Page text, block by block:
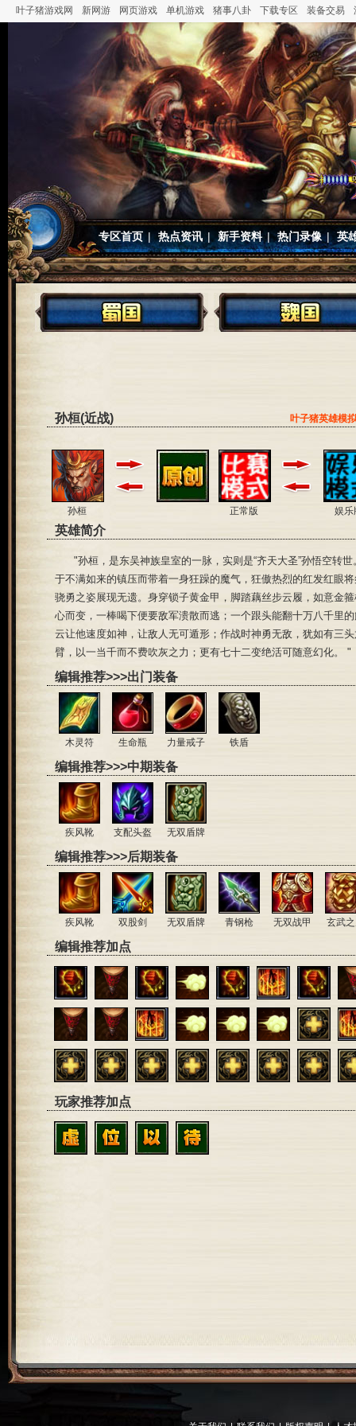
叶子猪游戏网 新网游 网页游戏 单机游戏 猪事八卦 下载专区 装备交易
专区首页 | 热点资讯 | 新手资料 | 热门录像 | 英
叶子猪英雄模
孙桓(近战)
孙桓 正常版 娱乐
英雄简介
"孙桓，是东吴神族皇室的一脉，实则是“齐天大圣”孙悟空转世
于不满如来的镇压而带着一身狂躁的魔气，狂傲热烈的红发红眼
骁勇之姿展现无遗。身穿锁子黄金甲，脚踏藕丝步云履，如意金
心而变，一棒喝下便要敌军溃散而逃；一个跟头能翻十万八千里
云让他速度如神，让敌人无可遁形；作战时神勇无敌，犹如有三
臂，以一当千而不费吹灰之力；更有七十二变绝活可随意幻化。 "
编辑推荐>>>出门装备
木灵符 生命瓶 力量戒子 铁盾
编辑推荐>>>中期装备
疾风靴 支配头盔 无双盾牌
编辑推荐>>>后期装备
疾风靴 双股剑 无双盾牌 青钢枪 无双战甲 玄武
编辑推荐加点
玩家推荐加点